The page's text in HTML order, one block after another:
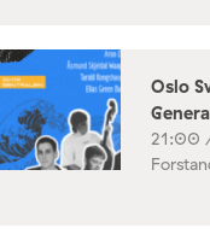
Oslo
21:00